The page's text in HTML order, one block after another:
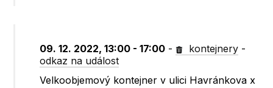
09. 12. 2022, 13:00 - 17:00 - kontejnery -
odkaz na událost
Velkoobjemový kontejner v ulici Havránkova x